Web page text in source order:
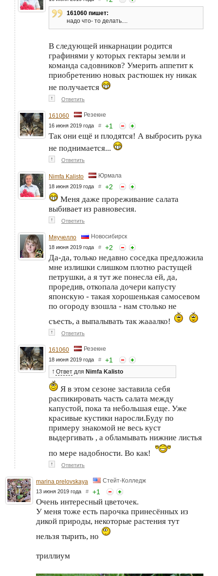
161060 пишет:
надо что- то делать....
В следующей инкарнации родится
графинями у которых гектары земли и
команда садовников? Умерить аппетит к
приобретению новых растюшек ну никак
не получается
↑ Ответить
161060 Резекне
16 июня 2019 года # +1
Так они ещё и плодятся! А выбросить рука
не поднимается...
↑ Ответить
Nimfa Kalisto Юрмала
18 июня 2019 года # +2
Меня даже прореживание салата
выбивает из равновесия.
↑ Ответить
Мяучелло Новосибирск
18 июня 2019 года # +2
Да-да, только недавно соседка предложила
мне излишки слишком плотно растущей
петрушки, а я тут же понесла ей, да,
проредив, откопала дочери капусту
японскую - такая хорошенькая самосевом
по огороду взошла - нам столько не
съесть, а выпалывать так жааалко!
↑ Ответить
161060 Резекне
18 июня 2019 года # +1
↑ Ответ для Nimfa Kalisto
Я в этом сезоне заставила себя
распикировать часть салата между
капустой, пока та небольшая еще. Уже
красивые кустики наросли.Буду по
примеру знакомой не весь куст
выдергивать , а обламывать нижние листья
по мере надобности. Во как!
↑ Ответить
marina prelovskaya Стейт-Колледж
13 июня 2019 года # +1
Очень интересный цветочек.
У меня тоже есть парочка принесённых из
дикой природы, некоторые растения тут
нельзя тырить, но
триллиум